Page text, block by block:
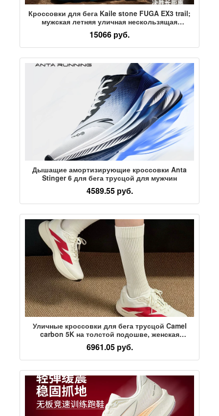
Кроссовки для бега Kaile stone FUGA EX3 trail;
мужская летняя уличная нескользящая
спортивная обувь; дышащие легкие кроссовки
для бега; женские
15066 руб.
Дышащие амортизирующие кроссовки Anta
Stinger 6 для бега трусцой для мужчин
4589.55 руб.
Уличные кроссовки для бега трусцой Camel
carbon 5K на толстой подошве, женская
сетчатая дышащая амортизирующая обувь для
фитнеса со скакалкой, ультралегкая
универсальная спортивная обувь
6961.05 руб.